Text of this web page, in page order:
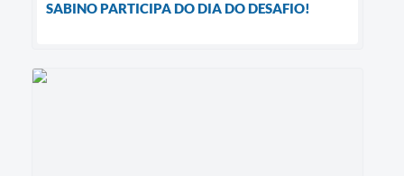
SABINO PARTICIPA DO DIA DO DESAFIO!